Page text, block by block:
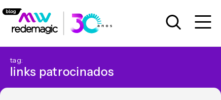
tag:
links patrocinados